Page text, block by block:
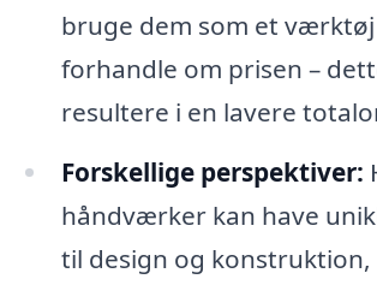
bruge dem som et
forhandle om prisen –
resultere i en lavere
Forskellige perspektiver:
håndværker kan have
til design og konstruktion,